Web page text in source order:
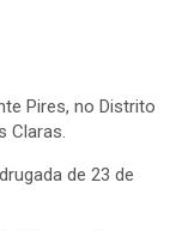
Pires, no Distrito
Claras.
de 23 de